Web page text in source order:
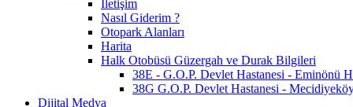
İletişim
Nasıl Giderim ?
Otopark Alanları
Harita
Halk Otobüsü Güzergah ve Durak Bilgileri
38E - G.O.P. Devlet Hastanesi - Eminönü
38G G.O.P. Devlet Hastanesi -
Dijital Medya